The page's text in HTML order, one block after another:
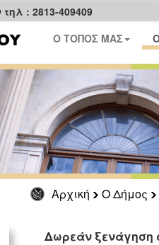
: 2813-409409
Ο ΤΟΠΟΣ ΜΑΣ
Αρχική Ο Δήμος
Δωρεάν ξενάγηση